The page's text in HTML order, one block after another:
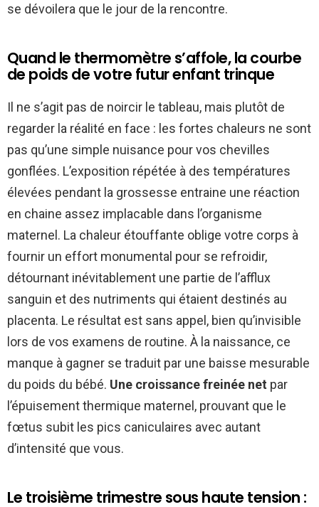
se dévoilera que le jour de la rencontre.
Quand le thermomètre s’affole, la courbe
de poids de votre futur enfant trinque
Il ne s’agit pas de noircir le tableau, mais plutôt de
regarder la réalité en face : les fortes chaleurs ne sont
pas qu’une simple nuisance pour vos chevilles
gonflées. L’exposition répétée à des températures
élevées pendant la grossesse entraine une réaction
en chaine assez implacable dans l’organisme
maternel. La chaleur étouffante oblige votre corps à
fournir un effort monumental pour se refroidir,
détournant inévitablement une partie de l’afflux
sanguin et des nutriments qui étaient destinés au
placenta. Le résultat est sans appel, bien qu’invisible
lors de vos examens de routine. À la naissance, ce
manque à gagner se traduit par une baisse mesurable
du poids du bébé. Une croissance freinée net par
l’épuisement thermique maternel, prouvant que le
fœtus subit les pics caniculaires avec autant
d’intensité que vous.
Le troisième trimestre sous haute tension :